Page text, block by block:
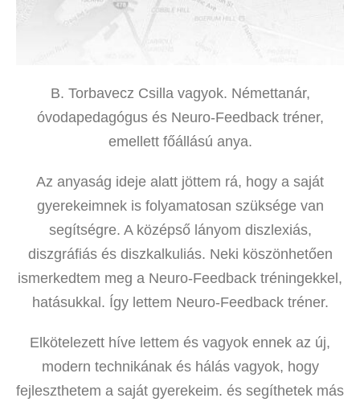
B. Torbavecz Csilla vagyok. Némettanár,
óvodapedagógus és Neuro-Feedback tréner,
emellett főállású anya.
Az anyaság ideje alatt jöttem rá, hogy a saját
gyerekeimnek is folyamatosan szüksége van
segítségre. A középső lányom diszlexiás,
diszgráfiás és diszkalkuliás. Neki köszönhetően
ismerkedtem meg a Neuro-Feedback tréningekkel,
hatásukkal. Így lettem Neuro-Feedback tréner.
Elkötelezett híve lettem és vagyok ennek az új,
modern technikának és hálás vagyok, hogy
fejleszthetem a saját gyerekeim. és segíthetek más